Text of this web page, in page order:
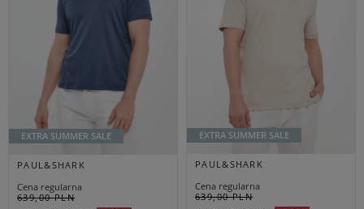
EXTRA SUMMER SALE
PAUL&SHARK
Cena regularna
639,00 PLN
EXTRA SUMMER SALE
PAUL&SHARK
Cena regularna
639,00 PLN